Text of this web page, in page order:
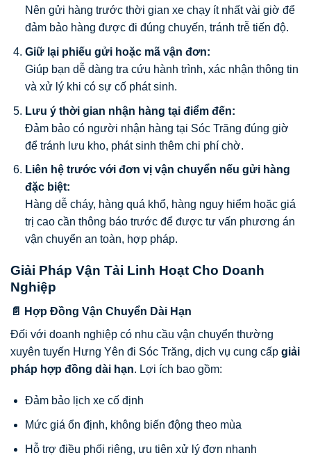
Nên gửi hàng trước thời gian xe chạy ít nhất vài giờ để
đảm bảo hàng được đi đúng chuyến, tránh trễ tiến độ.
Giữ lại phiếu gửi hoặc mã vận đơn:
Giúp bạn dễ dàng tra cứu hành trình, xác nhận thông tin
và xử lý khi có sự cố phát sinh.
Lưu ý thời gian nhận hàng tại điểm đến:
Đảm bảo có người nhận hàng tại Sóc Trăng đúng giờ
để tránh lưu kho, phát sinh thêm chi phí chờ.
Liên hệ trước với đơn vị vận chuyển nếu gửi hàng
đặc biệt:
Hàng dễ cháy, hàng quá khổ, hàng nguy hiểm hoặc giá
trị cao cần thông báo trước để được tư vấn phương án
vận chuyển an toàn, hợp pháp.
Giải Pháp Vận Tải Linh Hoạt Cho Doanh
Nghiệp
📄 Hợp Đồng Vận Chuyển Dài Hạn
Đối với doanh nghiệp có nhu cầu vận chuyển thường
xuyên tuyến Hưng Yên đi Sóc Trăng, dịch vụ cung cấp giải
pháp hợp đồng dài hạn. Lợi ích bao gồm:
Đảm bảo lịch xe cố định
Mức giá ổn định, không biến động theo mùa
Hỗ trợ điều phối riêng, ưu tiên xử lý đơn nhanh